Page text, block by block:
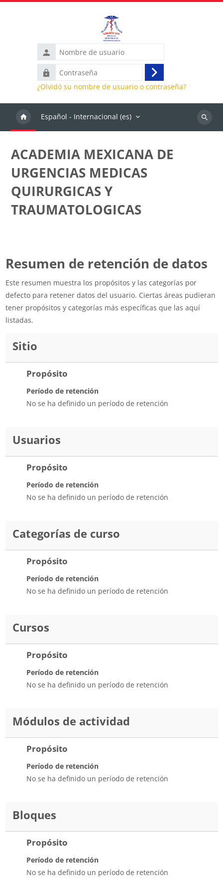
Nombre
de
usuario
Contraseña
Acceder
¿Olvidó su nombre de usuario o contraseña?
Español - Internacional ‎(es)‎
Buscar
ACADEMIA MEXICANA DE
URGENCIAS MEDICAS
QUIRURGICAS Y
TRAUMATOLOGICAS
Resumen de retención de datos
Este resumen muestra los propósitos y las categorías por
defecto para retener datos del usuario. Ciertas áreas pudieran
tener propósitos y categorías más específicas que las aquí
listadas.
Sitio
Propósito
Período de retención
No se ha definido un período de retención
Usuarios
Propósito
Período de retención
No se ha definido un período de retención
Categorías de curso
Propósito
Período de retención
No se ha definido un período de retención
Cursos
Propósito
Período de retención
No se ha definido un período de retención
Módulos de actividad
Propósito
Período de retención
No se ha definido un período de retención
Bloques
Propósito
Período de retención
No se ha definido un período de retención